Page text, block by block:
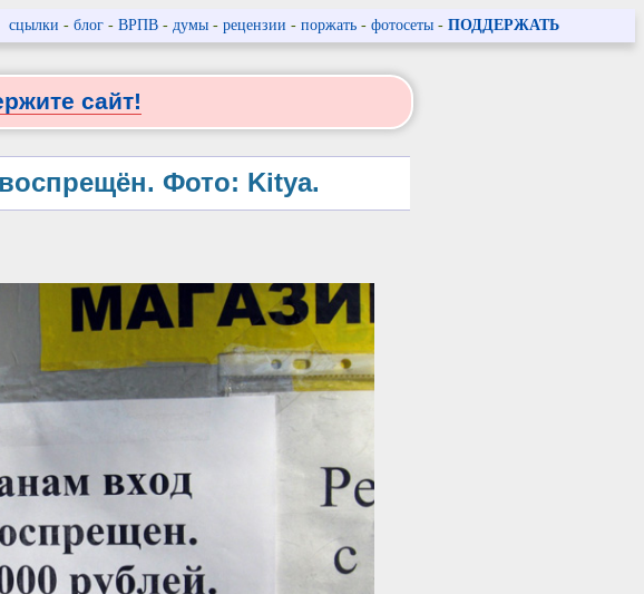
сцылки - блог- ВРПВ- думы- рецензии - поржать- фотосеты - ПОДДЕРЖАТЬ
сайт!
Фото: Kitya.